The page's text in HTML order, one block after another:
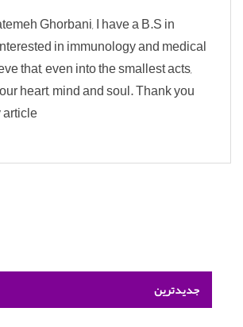
Ghorbani, I have a B.S in
in immunology and medical
that, even into the smallest acts,
heart, mind and soul. Thank you
جدیدترین